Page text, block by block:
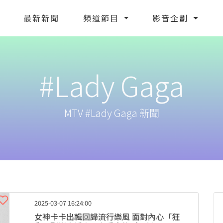
最新新聞 頻道節目 影音企劃
#Lady Gaga
MTV #Lady Gaga 新聞
2025-03-07 16:24:00
女神卡卡出輯回歸流行樂風 面對內心「狂